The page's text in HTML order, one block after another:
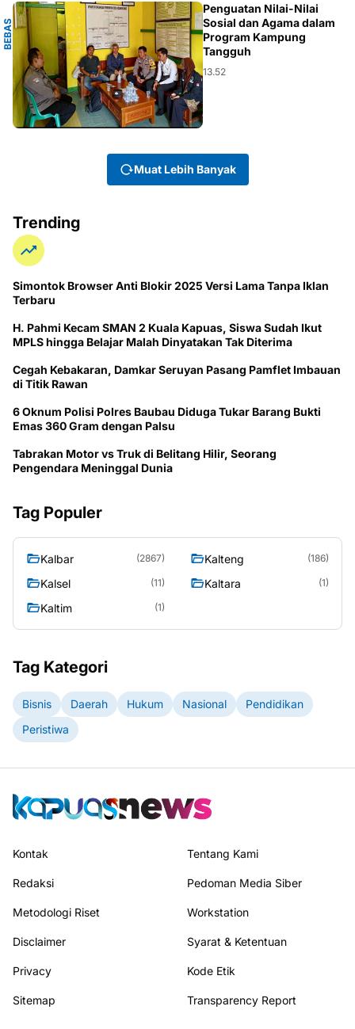
B
E
B
A
S
N
A
R
K
O
BA
Penguatan Nilai-Nilai
Sosial dan Agama dalam
Program Kampung
Tangguh
13.52
Muat Lebih Banyak
Trending
Simontok Browser Anti Blokir 2025 Versi Lama Tanpa Iklan
Terbaru
H. Pahmi Kecam SMAN 2 Kuala Kapuas, Siswa Sudah Ikut
MPLS hingga Belajar Malah Dinyatakan Tak Diterima
Cegah Kebakaran, Damkar Seruyan Pasang Pamflet Imbauan
di Titik Rawan
6 Oknum Polisi Polres Baubau Diduga Tukar Barang Bukti
Emas 360 Gram dengan Palsu
Tabrakan Motor vs Truk di Belitang Hilir, Seorang
Pengendara Meninggal Dunia
Tag Populer
Kalbar (2867) Kalteng (186)
Kalsel (11) Kaltara (1)
Kaltim (1)
Tag Kategori
Bisnis Daerah Hukum Nasional
Pendidikan
Peristiwa
Kontak Tentang Kami
Redaksi Pedoman Media Siber
Metodologi Riset Workstation
Disclaimer Syarat & Ketentuan
Privacy Kode Etik
Sitemap Transparency Report